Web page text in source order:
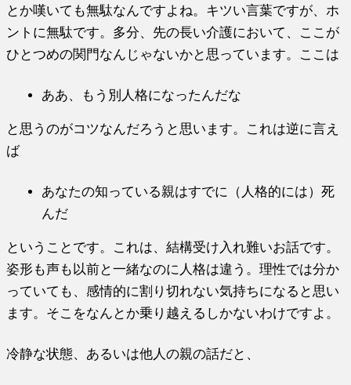
とか嘆いても無駄なんですよね。キツい言葉ですが、ホ
ントに無駄です。多分、先の長い介護において、ここが
ひとつめの関門なんじゃないかと思っています。ここは
ああ、もう別人格になったんだな
と思うのがコツなんだろうと思います。これは逆に言え
ば
あなたの知っている親はすでに（人格的には）死
んだ
ということです。これは、結構受け入れ難いお話です。
姿形も声も以前と一緒なのに人格は違う。理性では分か
っていても、感情的に割り切れない気持ちになると思い
ます。そこをなんとか乗り越えるしかないわけですよ。
冷静な状態、あるいは他人の親の話だと、